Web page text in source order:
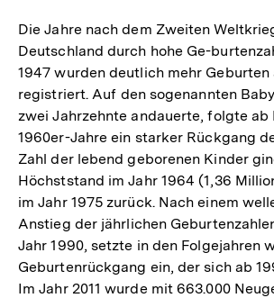
Die Jahre nach dem Zweiten
Deutschland durch hohe Ge-
1947 wurden deutlich mehr
registriert. Auf den sogenannten
zwei Jahrzehnte andauerte, folgte ab
1960er-Jahre ein starker Rückgang
Zahl der lebend geborenen Kinder
Höchststand im Jahr 1964 (1,36
im Jahr 1975 zurück. Nach einem
Anstieg der jährlichen
Jahr 1990, setzte in den Folgejahren
Geburtenrückgang ein, der sich ab
Im Jahr 2011 wurde mit 663.000